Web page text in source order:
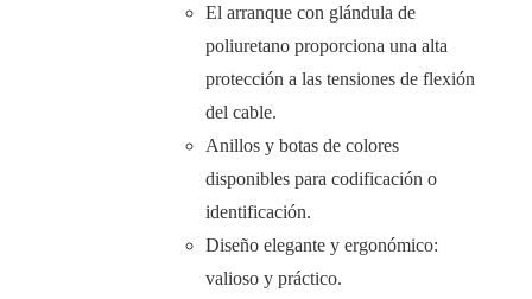
El arranque con glándula de
poliuretano proporciona una alta
protección a las tensiones de flexión
del cable.
Anillos y botas de colores
disponibles para codificación o
identificación.
Diseño elegante y ergonómico:
valioso y práctico.